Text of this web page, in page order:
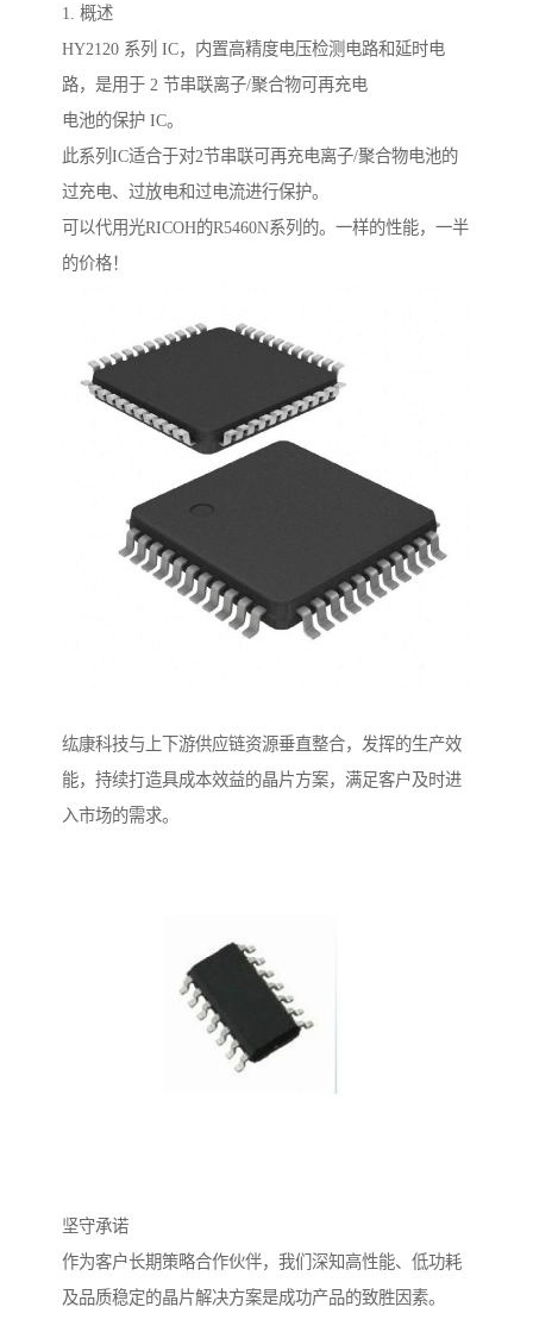
1. 概述
HY2120 系列 IC，内置高精度电压检测电路和延时电
路，是用于 2 节串联离子/聚合物可再充电
电池的保护 IC。
此系列IC适合于对2节串联可再充电离子/聚合物电池的
过充电、过放电和过电流进行保护。
可以代用光RICOH的R5460N系列的。一样的性能，一半
的价格！
纮康科技与上下游供应链资源垂直整合，发挥的生产效
能，持续打造具成本效益的晶片方案，满足客户及时进
入市场的需求。
坚守承诺
作为客户长期策略合作伙伴，我们深知高性能、低功耗
及品质稳定的晶片解决方案是成功产品的致胜因素。